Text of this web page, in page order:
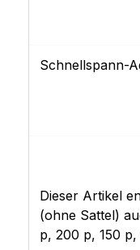
Schnellspann-
Dieser Artikel
(ohne Sattel)
p, 200 p, 150